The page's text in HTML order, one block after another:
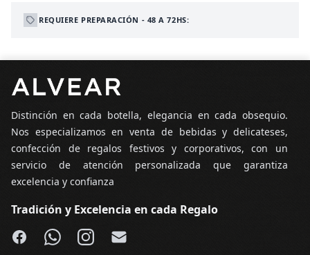
REQUIERE PREPARACIÓN - 48 A 72HS:
Distinción en cada botella, elegancia en cada obsequio.
Nos especializamos en venta de bebidas y delicateses,
confección de regalos festivos y corporativos, con un
servicio de atención personalizada que garantiza
excelencia y confianza
Tradición y Excelencia en cada Regalo
Facebook
WhatsApp
Instagram
Email